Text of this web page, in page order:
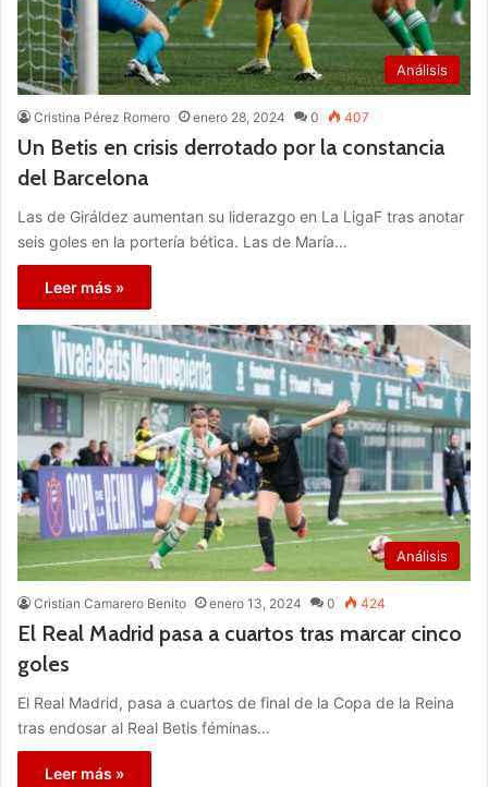
Análisis
Cristina Pérez Romero enero 28, 2024 0 407
Un Betis en crisis derrotado por la constancia
del Barcelona
Las de Giráldez aumentan su liderazgo en La LigaF tras anotar
seis goles en la portería bética. Las de María…
Leer más »
Análisis
Cristian Camarero Benito enero 13, 2024 0 424
El Real Madrid pasa a cuartos tras marcar cinco
goles
El Real Madrid, pasa a cuartos de final de la Copa de la Reina
tras endosar al Real Betis féminas…
Leer más »